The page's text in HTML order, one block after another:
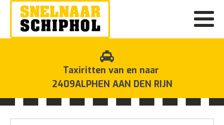
Taxiritten van en naar
2409ALPHEN AAN DEN RIJN